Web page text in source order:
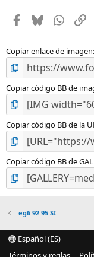
Facebook
Bluesky
Copiar enlace de imagen
Copiar código BB de
Copiar código BB de la
Copiar código BB de
eg6 92 95 SI
Español (ES)